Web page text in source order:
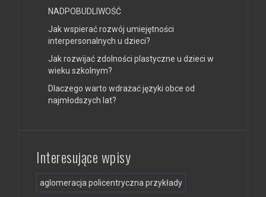
NADPOBUDLIWOŚĆ
Jak wspierać rozwój umiejętności
interpersonalnych u dzieci?
Jak rozwijać zdolności plastyczne u dzieci w
wieku szkolnym?
Dlaczego warto wdrażać języki obce od
najmłodszych lat?
Interesujące wpisy
aglomeracja policentryczna przykłady